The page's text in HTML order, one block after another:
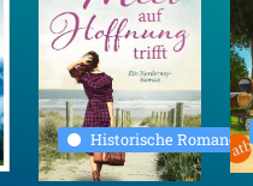
Historische Romane